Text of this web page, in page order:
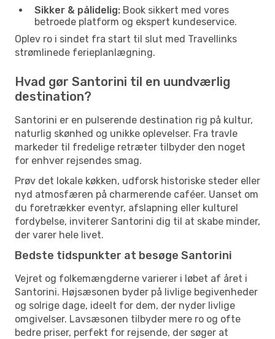
Sikker & pålidelig: Book sikkert med vores
betroede platform og ekspert kundeservice.
Oplev ro i sindet fra start til slut med Travellinks
strømlinede ferieplanlægning.
Hvad gør Santorini til en uundværlig
destination?
Santorini er en pulserende destination rig på kultur,
naturlig skønhed og unikke oplevelser. Fra travle
markeder til fredelige retræter tilbyder den noget
for enhver rejsendes smag.
Prøv det lokale køkken, udforsk historiske steder eller
nyd atmosfæren på charmerende caféer. Uanset om
du foretrækker eventyr, afslapning eller kulturel
fordybelse, inviterer Santorini dig til at skabe minder,
der varer hele livet.
Bedste tidspunkter at besøge Santorini
Vejret og folkemængderne varierer i løbet af året i
Santorini. Højsæsonen byder på livlige begivenheder
og solrige dage, ideelt for dem, der nyder livlige
omgivelser. Lavsæsonen tilbyder mere ro og ofte
bedre priser, perfekt for rejsende, der søger at